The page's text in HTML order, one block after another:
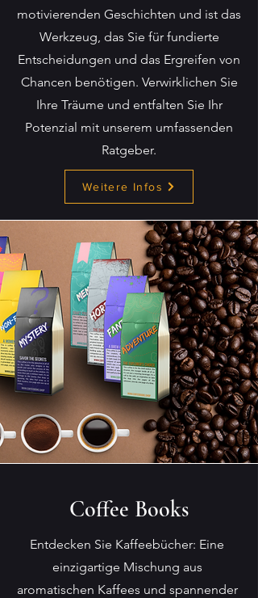
motivierenden Geschichten und ist das
Werkzeug, das Sie für fundierte
Entscheidungen und das Ergreifen von
Chancen benötigen. Verwirklichen Sie
Ihre Träume und entfalten Sie Ihr
Potenzial mit unserem umfassenden
Ratgeber.
Weitere Infos
Coffee Books
Entdecken Sie Kaffeebücher: Eine
einzigartige Mischung aus
aromatischen Kaffees und spannender